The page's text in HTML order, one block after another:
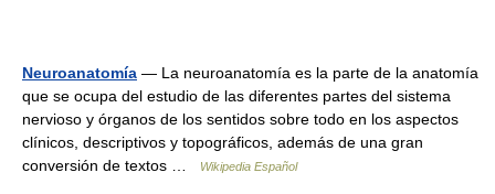
Neuroanatomía — La neuroanatomía es la parte de la anatomía
que se ocupa del estudio de las diferentes partes del sistema
nervioso y órganos de los sentidos sobre todo en los aspectos
clínicos, descriptivos y topográficos, además de una gran
conversión de textos …
Wikipedia Español